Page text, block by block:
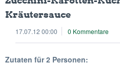
Kräutersauce
17.07.12 00:00 0 Kommentare
Zutaten für 2 Personen: